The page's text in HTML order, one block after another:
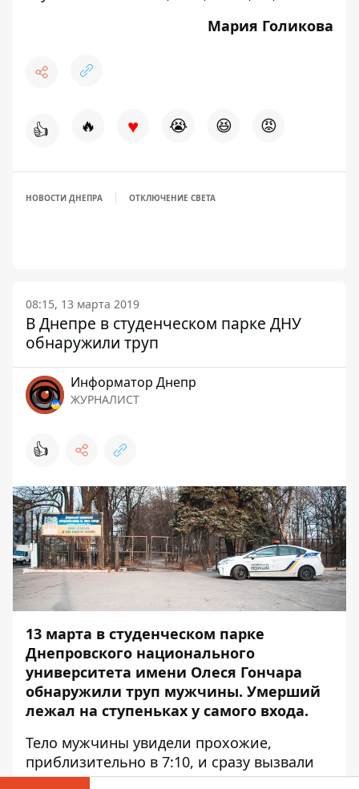
Мария Голикова
👍 🔥 ♥ 😭 😆 😡
НОВОСТИ ДНЕПРА ОТКЛЮЧЕНИЕ СВЕТА
08:15, 13 марта 2019
В Днепре в студенческом парке ДНУ
обнаружили труп
Информатор Днепр
ЖУРНАЛИСТ
👍
13 марта в студенческом парке
Днепровского национального
университета имени Олеся Гончара
обнаружили труп мужчины. Умерший
лежал на ступеньках у самого входа.
Тело мужчины увидели прохожие,
приблизительно в 7:10, и сразу вызвали
скорую и полицию. Медикам оставалось